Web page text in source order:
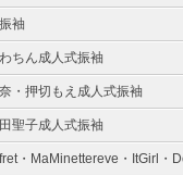
袖
ちん成人式振袖
・押切もえ成人式振袖
聖子成人式振袖
・MaMinettereve・ItGirl・